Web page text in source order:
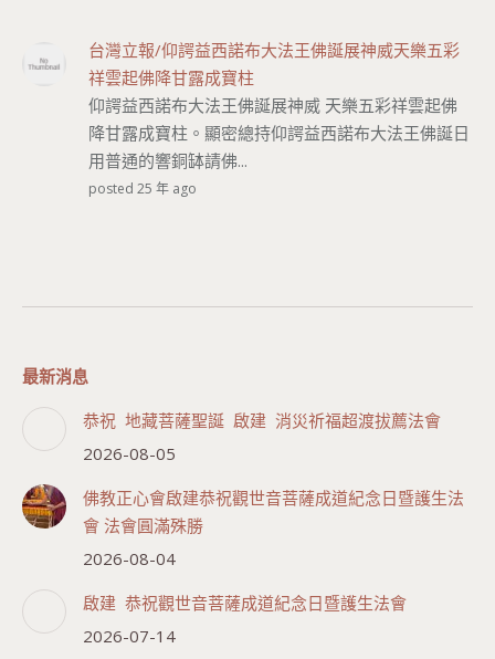
台灣立報/仰諤益西諾布大法王佛誕展神威天樂五彩
祥雲起佛降甘露成寶柱
仰諤益西諾布大法王佛誕展神威 天樂五彩祥雲起佛
降甘露成寶柱。顯密總持仰諤益西諾布大法王佛誕日
用普通的響銅缽請佛...
posted 25 年 ago
最新消息
恭祝 地藏菩薩聖誕 啟建 消災祈福超渡拔薦法會
2026-08-05
佛教正心會啟建恭祝觀世音菩薩成道紀念日暨護生法
會 法會圓滿殊勝
2026-08-04
啟建 恭祝觀世音菩薩成道紀念日暨護生法會
2026-07-14